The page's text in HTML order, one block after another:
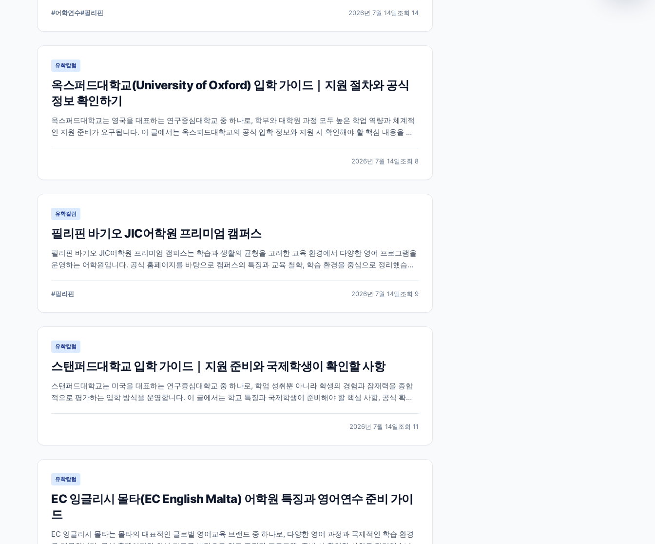
#어학연수#필리핀 2026년 7월 14일조회 14
유학칼럼
옥스퍼드대학교(University of Oxford) 입학 가이드｜지원 절차와 공식
정보 확인하기
옥스퍼드대학교는 영국을 대표하는 연구중심대학교 중 하나로, 학부와 대학원 과정 모두 높은 학업 역량과 체계적
인 지원 준비가 요구됩니다. 이 글에서는 옥스퍼드대학교의 공식 입학 정보와 지원 시 확인해야 할 핵심 내용을 정
2026년 7월 14일조회 8
유학칼럼
필리핀 바기오 JIC어학원 프리미엄 캠퍼스
필리핀 바기오 JIC어학원 프리미엄 캠퍼스는 학습과 생활의 균형을 고려한 교육 환경에서 다양한 영어 프로그램을
운영하는 어학원입니다. 공식 홈페이지를 바탕으로 캠퍼스의 특징과 교육 철학, 학습 환경을 중심으로 정리했습니
#필리핀 2026년 7월 14일조회 9
유학칼럼
스탠퍼드대학교 입학 가이드｜지원 준비와 국제학생이 확인할 사항
스탠퍼드대학교는 미국을 대표하는 연구중심대학교 중 하나로, 학업 성취뿐 아니라 학생의 경험과 잠재력을 종합
적으로 평가하는 입학 방식을 운영합니다. 이 글에서는 학교 특징과 국제학생이 준비해야 할 핵심 사항, 공식 확인
2026년 7월 14일조회 11
유학칼럼
EC 잉글리시 몰타(EC English Malta) 어학원 특징과 영어연수 준비 가이
드
EC 잉글리시 몰타는 몰타의 대표적인 글로벌 영어교육 브랜드 중 하나로, 다양한 영어 과정과 국제적인 학습 환경